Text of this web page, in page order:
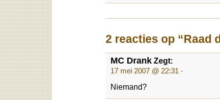
2 reacties op “Raad
MC Drank Zegt:
17 mei 2007 @ 22:31 -
Niemand?